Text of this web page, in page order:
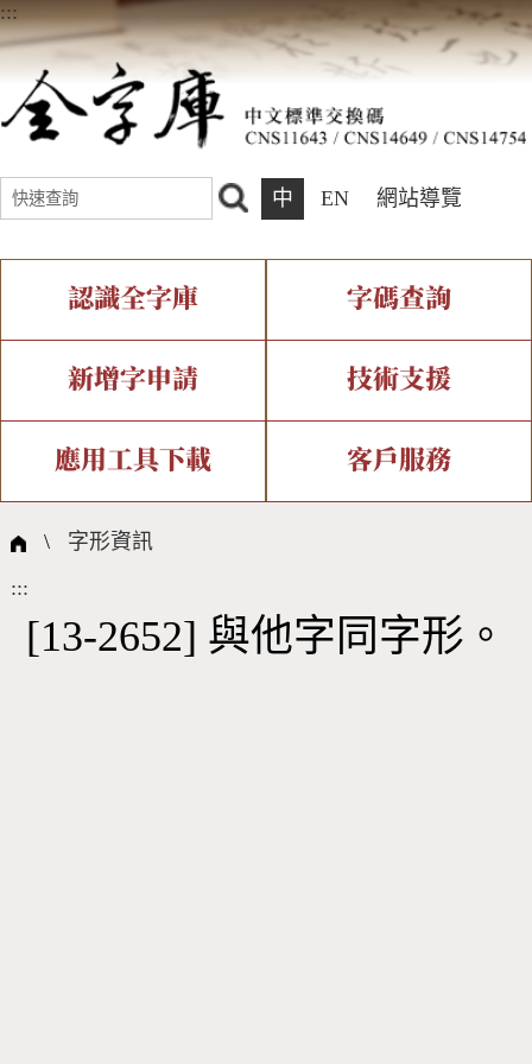
:::
中 EN 網站導覽
認識全字庫
全字庫介紹 全字庫現況
中文碼介紹 專有名詞介紹
國際字碼相關組織
字碼查詢
IDS查詢 部件查詢
複合查詢 注音查詢
筆畫查詢
筆順序查詢 部首查詢
新增字申請
新字申請處理流程
技術支援
字形即時顯示 造字解決方案
全字庫授權
應用工具下載
個人電腦造字處理工具
字形下載
客戶服務
問題集
熱門查詢統計
\ 字形資訊
:::
[13-2652] 與他字同字形。